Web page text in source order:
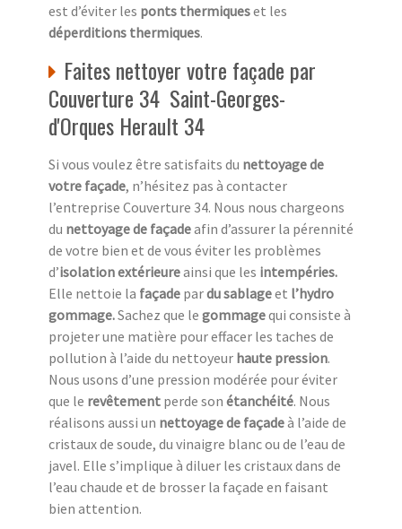
est d’éviter les ponts thermiqueset les
déperditions thermiques.
Faites nettoyer votre façade par
Couverture 34 Saint-Georges-
d'Orques Herault 34
Si vous voulez être satisfaits du nettoyage de
votre façade, n’hésitez pas à contacter
l’entreprise Couverture 34. Nous nous chargeons
du nettoyage de façadeafin d’assurer la pérennité
de votre bien et de vous éviter les problèmes
d’isolation extérieureainsi que les intempéries.
Elle nettoie la façade pardu sablageet l’hydro
gommage.Sachez que le gommagequi consiste à
projeter une matière pour effacer les taches de
pollution à l’aide du nettoyeur haute pression.
Nous usons d’une pression modérée pour éviter
que le revêtement perde son étanchéité. Nous
réalisons aussi un nettoyage de façadeà l’aide de
cristaux de soude, du vinaigre blanc ou de l’eau de
javel. Elle s’implique à diluer les cristaux dans de
l’eau chaude et de brosser la façade en faisant
bien attention.